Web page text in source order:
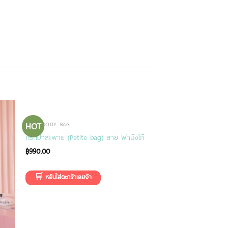
HOT
CROSSBODY BAG
กระเป๋าสะพาย (Petite bag) ลาย ฟามิงโก้
฿990.00